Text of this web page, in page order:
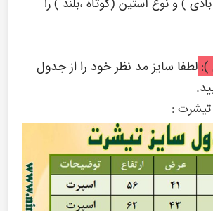
): لطفا سایز مد نظر خود را از جدول
: